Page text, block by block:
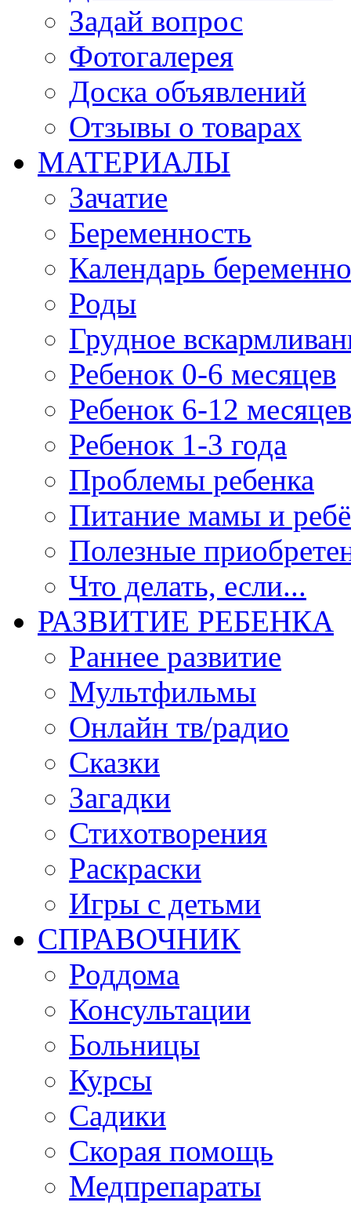
Задай вопрос
Фотогалерея
Доска объявлений
Отзывы о товарах
МАТЕРИАЛЫ
Зачатие
Беременность
Календарь
Роды
Грудное
Ребенок 0-6 месяцев
Ребенок 6-12 месяцев
Ребенок 1-3 года
Проблемы ребенка
Питание мамы и
Полезные
Что делать, если...
РАЗВИТИЕ РЕБЕНКА
Раннее развитие
Мультфильмы
Онлайн тв/радио
Сказки
Загадки
Стихотворения
Раскраски
Игры c детьми
СПРАВОЧНИК
Роддома
Консультации
Больницы
Курсы
Садики
Скорая помощь
Медпрепараты